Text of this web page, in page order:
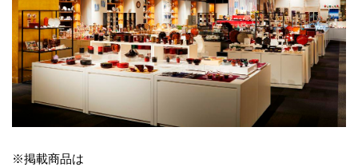
※掲載商品は